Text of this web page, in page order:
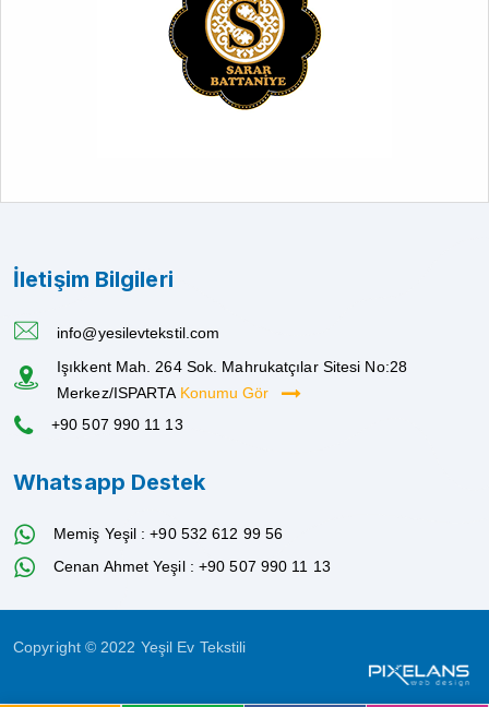
İletişim Bilgileri
info@yesilevtekstil.com
Işıkkent Mah. 264 Sok. Mahrukatçılar Sitesi No:28
Merkez/ISPARTA Konumu Gör
+90 507 990 11 13
Whatsapp Destek
Memiş Yeşil : +90 532 612 99 56
Cenan Ahmet Yeşil : +90 507 990 11 13
Copyright © 2022 Yeşil Ev Tekstili